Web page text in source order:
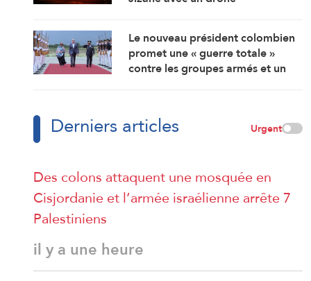
Le nouveau président colombien
promet une « guerre totale »
contre les groupes armés et un
Derniers articles Urgent
Des colons attaquent une mosquée en
Cisjordanie et l’armée israélienne arrête 7
Palestiniens
il y a une heure